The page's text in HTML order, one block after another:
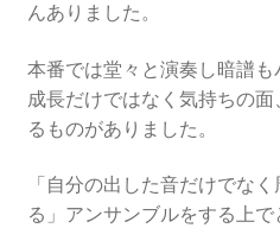
んありました。
本番では堂々と演奏し暗譜も
成長だけではなく気持ちの
るものがありました。
「自分の出した音だけでな
る」アンサンブルをする上で